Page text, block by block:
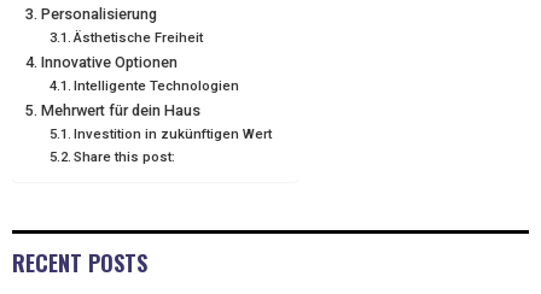
E
R
Personalisierung
Ästhetische Freiheit
Innovative Optionen
Intelligente Technologien
Mehrwert für dein Haus
Investition in zukünftigen Wert
Share this post:
RECENT POSTS